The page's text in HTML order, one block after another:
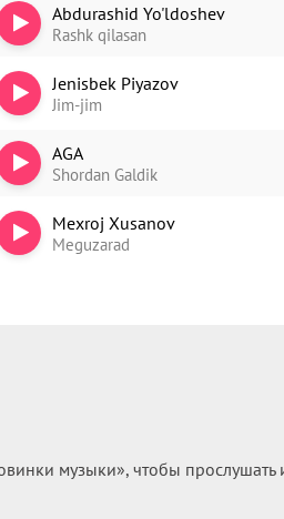
Abdurashid Yo'ldoshev
Rashk qilasan
Jenisbek Piyazov
Jim-jim
AGA
Shordan Galdik
Mexroj Xusanov
Meguzarad
музыки», чтобы прослушать